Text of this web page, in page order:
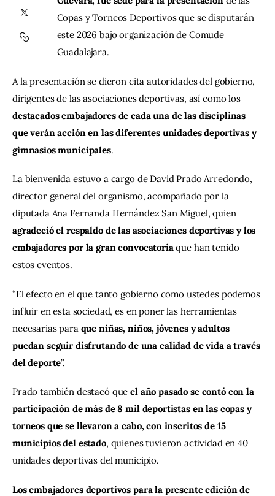
Contacto
Copas y Torneos Deportivos que se disputarán
este 2026 bajo organización de Comude
Guadalajara.
A la presentación se dieron cita autoridades del gobierno,
dirigentes de las asociaciones deportivas, así como los
destacados embajadores de cada una de las disciplinas
que verán acción en las diferentes unidades deportivas y
gimnasios municipales.
La bienvenida estuvo a cargo de David Prado Arredondo,
director general del organismo, acompañado por la
diputada Ana Fernanda Hernández San Miguel, quien
agradeció el respaldo de las asociaciones deportivas y los
embajadores por la gran convocatoria que han tenido
estos eventos.
“El efecto en el que tanto gobierno como ustedes podemos
influir en esta sociedad, es en poner las herramientas
necesarias para que niñas, niños, jóvenes y adultos
puedan seguir disfrutando de una calidad de vida a través
del deporte”.
Prado también destacó que el año pasado se contó con la
participación de más de 8 mil deportistas en las copas y
torneos que se llevaron a cabo, con inscritos de 15
municipios del estado, quienes tuvieron actividad en 40
unidades deportivas del municipio.
Los embajadores deportivos para la presente edición de